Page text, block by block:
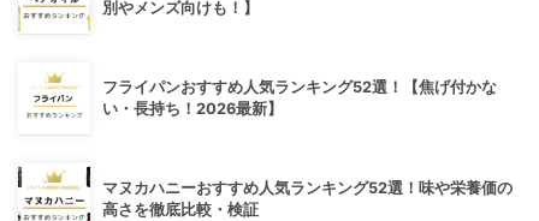
別やメンズ向けも！】
フライパンおすすめ人気ランキング52選！【焦げ付かな
い・長持ち！2026最新】
マヌカハニーおすすめ人気ランキング52選！味や栄養価の
高さを徹底比較・検証